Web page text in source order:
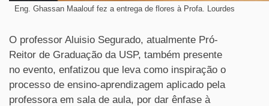
Eng. Ghassan Maalouf fez a entrega de flores à Profa. Lourdes
O professor Aluisio Segurado, atualmente Pró-
Reitor de Graduação da USP, também presente
no evento, enfatizou que leva como inspiração o
processo de ensino-aprendizagem aplicado pela
professora em sala de aula, por dar ênfase à